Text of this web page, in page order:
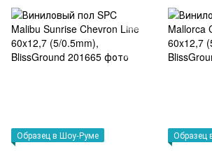
Образец в Шоу-Руме Образец